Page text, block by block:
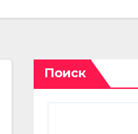
Поиск